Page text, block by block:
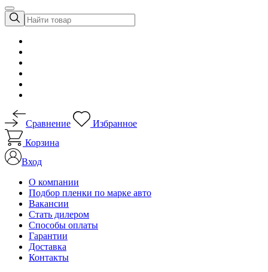
Сравнение
Избранное
Корзина
Вход
О компании
Подбор пленки по марке авто
Вакансии
Стать дилером
Способы оплаты
Гарантии
Доставка
Контакты